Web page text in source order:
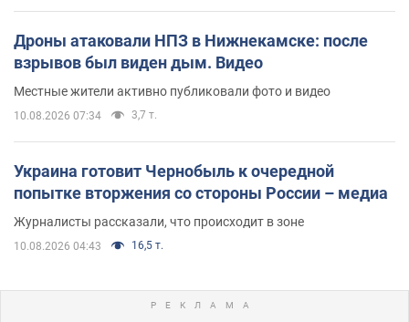
Дроны атаковали НПЗ в Нижнекамске: после
взрывов был виден дым. Видео
Местные жители активно публиковали фото и видео
10.08.2026 07:34 3,7 т.
Украина готовит Чернобыль к очередной
попытке вторжения со стороны России – медиа
Журналисты рассказали, что происходит в зоне
10.08.2026 04:43 16,5 т.